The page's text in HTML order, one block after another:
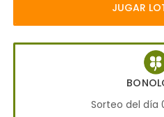
JUGAR
Sorteo del día